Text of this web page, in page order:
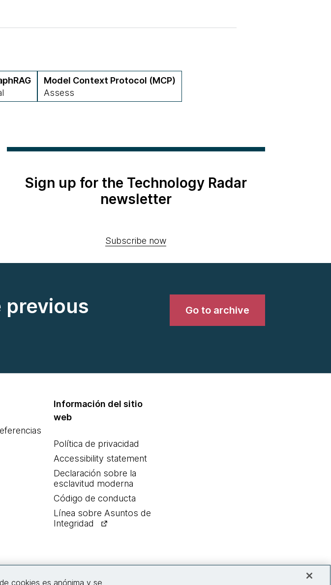
Model Context Protocol (MCP)
Assess
Sign up for the Technology Radar
newsletter
Subscribe now
Go to archive
Información del sitio
web
Política de privacidad
Accessibility statement
Declaración sobre la
esclavitud moderna
Código de conducta
Línea sobre Asuntos de
Integridad
cookies es anónima y se